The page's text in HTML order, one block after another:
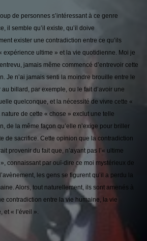
de personnes s’intéressant à ce genre
il semble qu’il existe, qu’il doive
exister une contradiction entre ce qu’ils
expérience ultime » et la vie quotidienne. Moi je
jamais même commencé d’entrevoir cette
Je n’ai jamais senti la moindre brouille entre le
billard, par exemple, ou le fait d’avoir une
quelconque, et la nécessité de vivre cette «
de cette « chose » exclut une telle
de la même façon qu’elle n’exige pour briller
de sacrifice. Cette opinion que la contradiction
provenir du fait que, n’ayant pas l’« ultime
connaissant par ouï-dire ce moi mystérieux de
les gens se figurent qu’il a perdu la
Alors, tout naturellement, ils sont amenés à
contradiction entre la vie humaine, la vie
et « l’éveil ».